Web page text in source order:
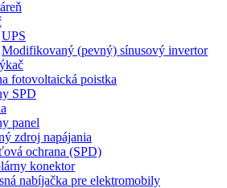
UPS
Modifikovaný (pevný) sínusový invertor
fotovoltaická poistka
SPD
panel
zdroj napájania
ochrana (SPD)
konektor
nabíjačka pre elektromobily